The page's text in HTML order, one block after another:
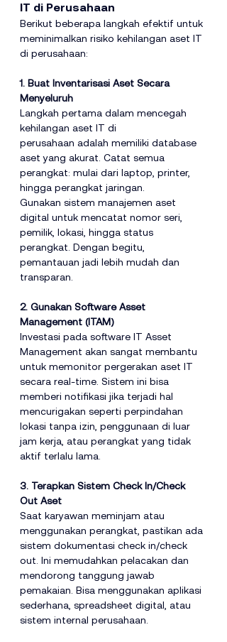
IT di Perusahaan
Berikut beberapa langkah efektif untuk
meminimalkan risiko kehilangan aset IT
di perusahaan:
1. Buat Inventarisasi Aset Secara
Menyeluruh
Langkah pertama dalam mencegah
kehilangan aset IT di
perusahaan adalah memiliki database
aset yang akurat. Catat semua
perangkat: mulai dari laptop, printer,
hingga perangkat jaringan.
Gunakan sistem manajemen aset
digital untuk mencatat nomor seri,
pemilik, lokasi, hingga status
perangkat. Dengan begitu,
pemantauan jadi lebih mudah dan
transparan.
2. Gunakan Software Asset
Management (ITAM)
Investasi pada software IT Asset
Management akan sangat membantu
untuk memonitor pergerakan aset IT
secara real-time. Sistem ini bisa
memberi notifikasi jika terjadi hal
mencurigakan seperti perpindahan
lokasi tanpa izin, penggunaan di luar
jam kerja, atau perangkat yang tidak
aktif terlalu lama.
3. Terapkan Sistem Check In/Check
Out Aset
Saat karyawan meminjam atau
menggunakan perangkat, pastikan ada
sistem dokumentasi check in/check
out. Ini memudahkan pelacakan dan
mendorong tanggung jawab
pemakaian. Bisa menggunakan aplikasi
sederhana, spreadsheet digital, atau
sistem internal perusahaan.